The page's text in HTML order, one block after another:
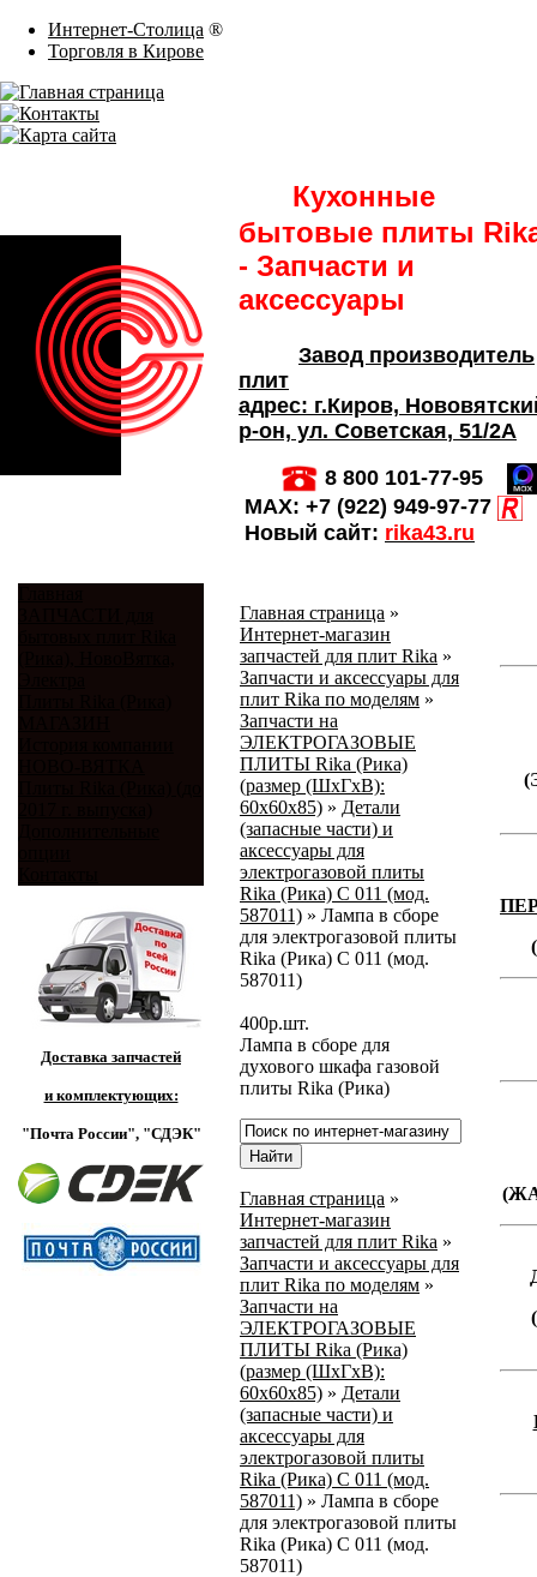
Интернет-Столица ®
Торговля в Кирове
Кухонные
бытовые плиты
- Запчасти и
аксессуары
Завод производитель
плит
адрес: г.Киров,
р-он, ул. Советская, 51/2А
8 800 101-77-95
MAX: +7 (922) 949-97-77
Новый сайт: rika43.ru
Доставка запчастей
и комплектующих:
"Почта России", "СДЭК"
Главная страница »
Интернет-магазин
запчастей для плит Rika »
Запчасти и аксессуары для
плит Rika по моделям »
Запчасти на
ЭЛЕКТРОГАЗОВЫЕ
ПЛИТЫ Rika (Рика)
(размер (ШхГхВ):
60х60х85) » Детали
(запасные части) и
аксессуары для
электрогазовой плиты
Rika (Рика) С 011 (мод.
587011) » Лампа в сборе
для электрогазовой плиты
Rika (Рика) С 011 (мод.
587011)
400р.шт.
Лампа в сборе для
духового шкафа газовой
плиты Rika (Рика)
Главная страница »
Интернет-магазин
запчастей для плит Rika »
Запчасти и аксессуары для
плит Rika по моделям »
Запчасти на
ЭЛЕКТРОГАЗОВЫЕ
ПЛИТЫ Rika (Рика)
(размер (ШхГхВ):
60х60х85) » Детали
(запасные части) и
аксессуары для
электрогазовой плиты
Rika (Рика) С 011 (мод.
587011) » Лампа в сборе
для электрогазовой плиты
Rika (Рика) С 011 (мод.
587011)